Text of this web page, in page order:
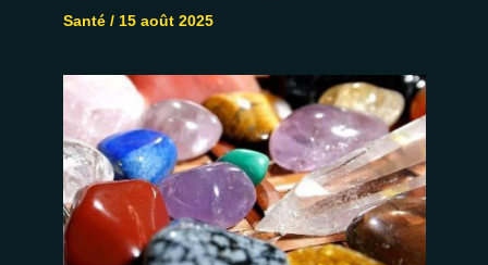
Santé/ 15 août 2025